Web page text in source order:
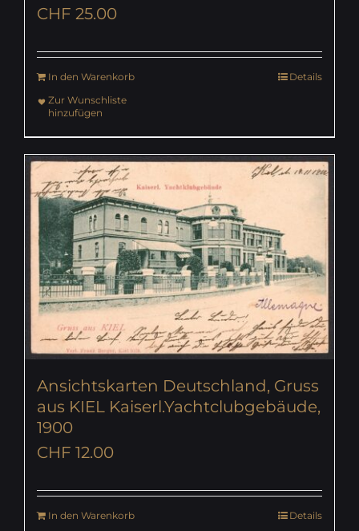
CHF 25.00
In den Warenkorb
Details
Zur Wunschliste
hinzufügen
Ansichtskarten Deutschland, Gruss
aus KIEL Kaiserl.Yachtclubgebäude,
1900
CHF 12.00
In den Warenkorb
Details